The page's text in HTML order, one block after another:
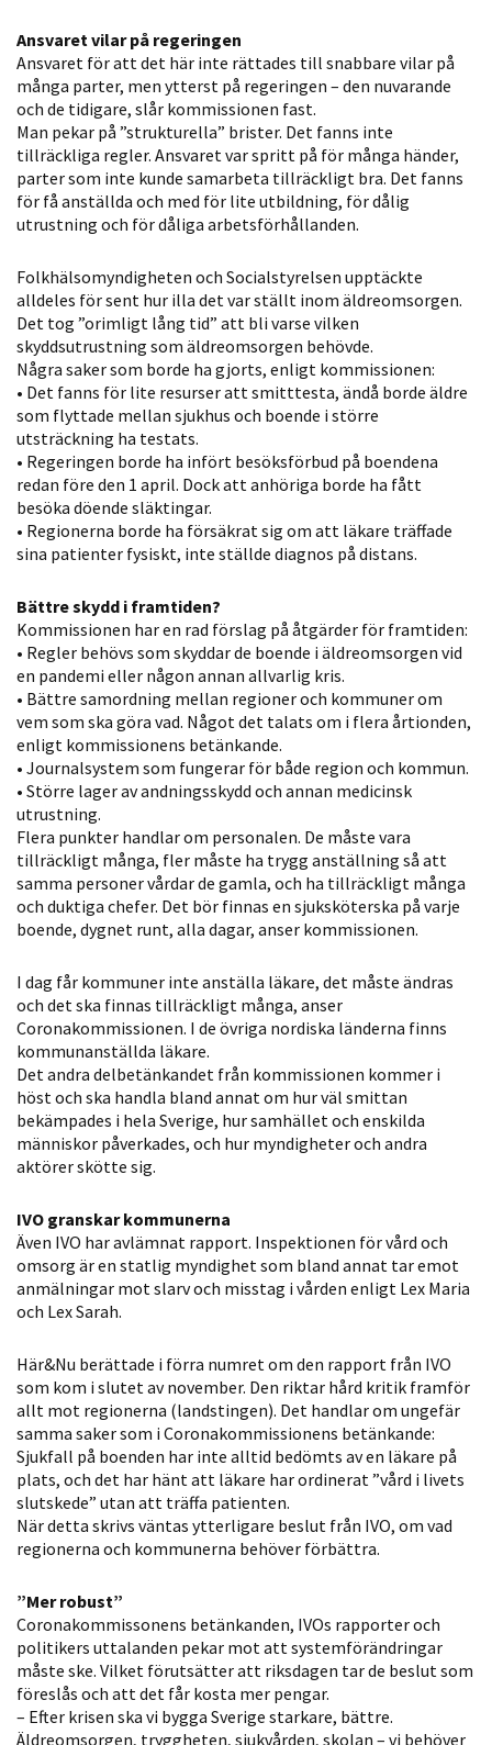
Ansvaret vilar på regeringen
Ansvaret för att det här inte rättades till snabbare vilar på
många parter, men ytterst på regeringen – den nuvarande
och de tidigare, slår kommissionen fast.
Man pekar på ”strukturella” brister. Det fanns inte
tillräckliga regler. Ansvaret var spritt på för många händer,
parter som inte kunde samarbeta tillräckligt bra. Det fanns
för få anställda och med för lite utbildning, för dålig
utrustning och för dåliga arbetsförhållanden.
Folkhälsomyndigheten och Socialstyrelsen upptäckte
alldeles för sent hur illa det var ställt inom äldreomsorgen.
Det tog ”orimligt lång tid” att bli varse vilken
skyddsutrustning som äldreomsorgen behövde.
Några saker som borde ha gjorts, enligt kommissionen:
• Det fanns för lite resurser att smitttesta, ändå borde äldre
som flyttade mellan sjukhus och boende i större
utsträckning ha testats.
• Regeringen borde ha infört besöksförbud på boendena
redan före den 1 april. Dock att anhöriga borde ha fått
besöka döende släktingar.
• Regionerna borde ha försäkrat sig om att läkare träffade
sina patienter fysiskt, inte ställde diagnos på distans.
Bättre skydd i framtiden?
Kommissionen har en rad förslag på åtgärder för framtiden:
• Regler behövs som skyddar de boende i äldreomsorgen vid
en pandemi eller någon annan allvarlig kris.
• Bättre samordning mellan regioner och kommuner om
vem som ska göra vad. Något det talats om i flera årtionden,
enligt kommissionens betänkande.
• Journalsystem som fungerar för både region och kommun.
• Större lager av andningsskydd och annan medicinsk
utrustning.
Flera punkter handlar om personalen. De måste vara
tillräckligt många, fler måste ha trygg anställning så att
samma personer vårdar de gamla, och ha tillräckligt många
och duktiga chefer. Det bör finnas en sjuksköterska på varje
boende, dygnet runt, alla dagar, anser kommissionen.
I dag får kommuner inte anställa läkare, det måste ändras
och det ska finnas tillräckligt många, anser
Coronakommissionen. I de övriga nordiska länderna finns
kommunanställda läkare.
Det andra delbetänkandet från kommissionen kommer i
höst och ska handla bland annat om hur väl smittan
bekämpades i hela Sverige, hur samhället och enskilda
människor påverkades, och hur myndigheter och andra
aktörer skötte sig.
IVO granskar kommunerna
Även IVO har avlämnat rapport. Inspektionen för vård och
omsorg är en statlig myndighet som bland annat tar emot
anmälningar mot slarv och misstag i vården enligt Lex Maria
och Lex Sarah.
Här&Nu berättade i förra numret om den rapport från IVO
som kom i slutet av november. Den riktar hård kritik framför
allt mot regionerna (landstingen). Det handlar om ungefär
samma saker som i Coronakommissionens betänkande:
Sjukfall på boenden har inte alltid bedömts av en läkare på
plats, och det har hänt att läkare har ordinerat ”vård i livets
slutskede” utan att träffa patienten.
När detta skrivs väntas ytterligare beslut från IVO, om vad
regionerna och kommunerna behöver förbättra.
”Mer robust”
Coronakommissonens betänkanden, IVOs rapporter och
politikers uttalanden pekar mot att systemförändringar
måste ske. Vilket förutsätter att riksdagen tar de beslut som
föreslås och att det får kosta mer pengar.
– Efter krisen ska vi bygga Sverige starkare, bättre.
Äldreomsorgen, tryggheten, sjukvården, skolan – vi behöver
används.
Upplevelse
För att vår
hemsida ska
prestera så
möjligt under
ditt besök.
Om du nekar
de här
kakorna
kommer viss
att försvinna
från
Genom att dela
med dig av dina
intressen och ditt
beteende när du
surfar ökar du
personligt
och erbjudanden.